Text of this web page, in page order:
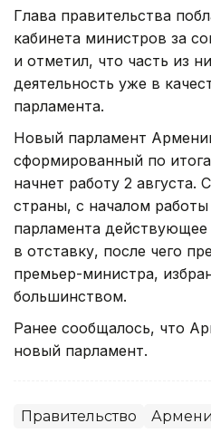
Глава правительства
кабинета министров за
и отметил, что часть из
деятельность уже в
парламента.
Новый парламент
сформированный по
начнет работу 2 августа.
страны, с началом
парламента действующее
в отставку, после чего
премьер-министра,
большинством.
Ранее сообщалось, что
новый парламент.
Правительство